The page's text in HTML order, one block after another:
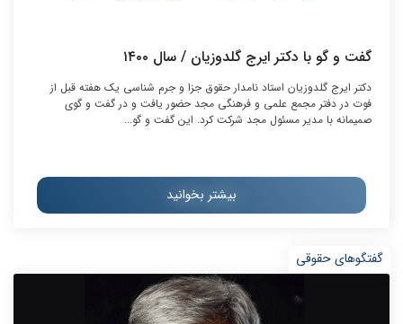
گفت و گو با دکتر ایرج گلدوزیان / سال ۱۴۰۰
دکتر ایرج گلدوزیان استاد نامدار حقوق جزا و جرم شناسی یک هفته قبل از
فوت در دفتر مجمع علمی و فرهنگی مجد حضور یافت و در گفت و گوی
صمیمانه با مدیر مسئول مجد شرکت کرد. این گفت و گو...
بیشتر بخوانید
گفتگوهای حقوقی